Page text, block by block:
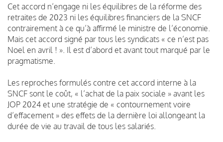
Cet accord n’engage ni les équilibres de la réforme des
retraites de 2023 ni les équilibres financiers de la SNCF
contrairement à ce qu’à affirmé le ministre de l’économie.
Mais cet accord signé par tous les syndicats « ce n’est pas
Noel en avril ! ». Il est d’abord et avant tout marqué par le
pragmatisme.
Les reproches formulés contre cet accord interne à la
SNCF sont le coût, « l’achat de la paix sociale » avant les
JOP 2024 et une stratégie de « contournement voire
d’effacement » des effets de la dernière loi allongeant la
durée de vie au travail de tous les salariés.